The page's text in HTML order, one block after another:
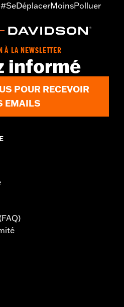
À LA NEWSLETTER
informé
POUR RECEVOIR
EMAILS